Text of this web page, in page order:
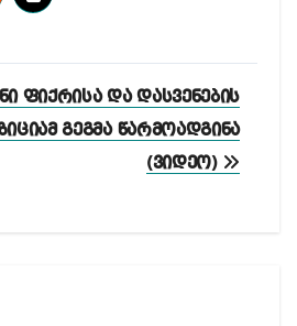
ფიქრისა და დასვენების
გეგმა წარმოადგინა
(ვიდეო)